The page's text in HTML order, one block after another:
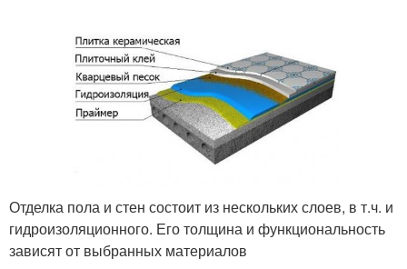
Отделка пола и стен состоит из нескольких слоев, в т.ч. и
гидроизоляционного. Его толщина и функциональность
зависят от выбранных материалов